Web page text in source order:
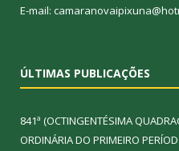
E-mail:
ÚLTIMAS PUBLICAÇÕES
841ª (OCTINGENTÉSIMA
ORDINÁRIA DO PRIMEIRO